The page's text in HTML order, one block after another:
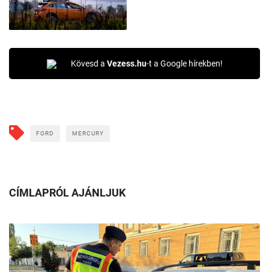
Kövesd a Vezess.hu-t a Google hírekben!
FORD MERCURY
CÍMLAPRÓL AJÁNLJUK